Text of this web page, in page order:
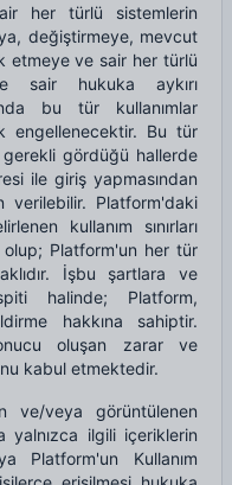
her türlü sistemlerin
değiştirmeye, mevcut
etmeye ve sair her türlü
sair hukuka aykırı
bu tür kullanımlar
engellenecektir. Bu tür
gerekli gördüğü hallerde
ile giriş yapmasından
verilebilir. Platform'daki
kullanım sınırları
olup; Platform'un her tür
İşbu şartlara ve
halinde; Platform,
hakkına sahiptir.
oluşan zarar ve
kabul etmektedir.
ve/veya görüntülenen
yalnızca ilgili içeriklerin
Platform'un Kullanım